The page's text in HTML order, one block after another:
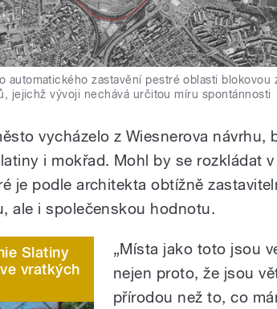
automatického zastavění pestré oblasti blokovou
jejichž vývoji nechává určitou míru spontánnosti
vycházelo z Wiesnerova návrhu,
i mokřad. Mohl by se rozkládat
je podle architekta obtížně
ale i společenskou hodnotu.
Slatiny
vratkých
„Místa jako toto jsou
nejen proto, že jsou
přírodou než to, co